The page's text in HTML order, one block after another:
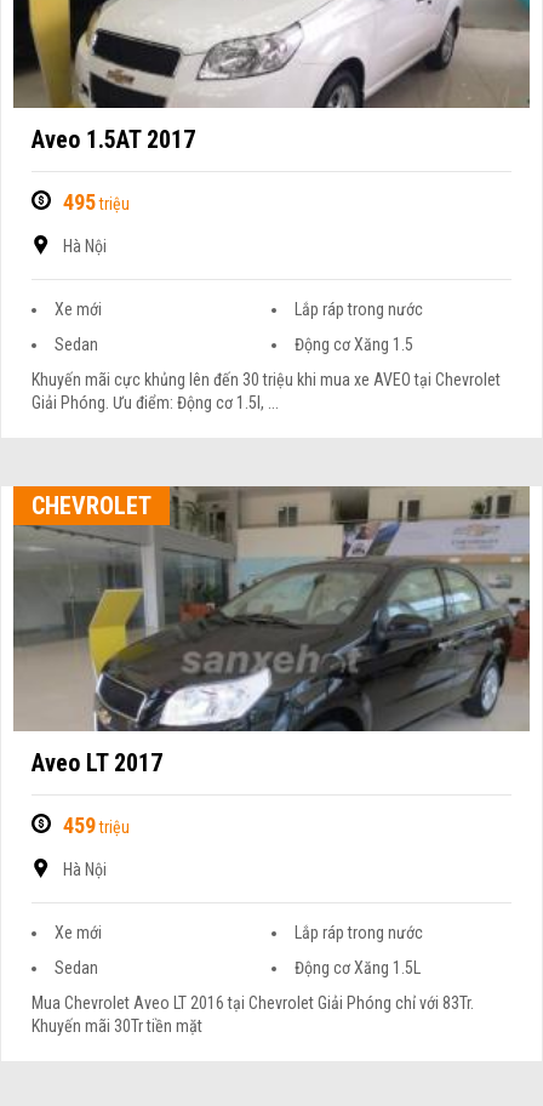
Aveo 1.5AT 2017
495triệu
Hà Nội
Xe mới
Lắp ráp trong nước
Sedan
Động cơ Xăng 1.5
Khuyến mãi cực khủng lên đến 30 triệu khi mua xe AVEO tại Chevrolet
Giải Phóng. Ưu điểm: Động cơ 1.5l, ...
CHEVROLET
Aveo LT 2017
459triệu
Hà Nội
Xe mới
Lắp ráp trong nước
Sedan
Động cơ Xăng 1.5L
Mua Chevrolet Aveo LT 2016 tại Chevrolet Giải Phóng chỉ với 83Tr.
Khuyến mãi 30Tr tiền mặt